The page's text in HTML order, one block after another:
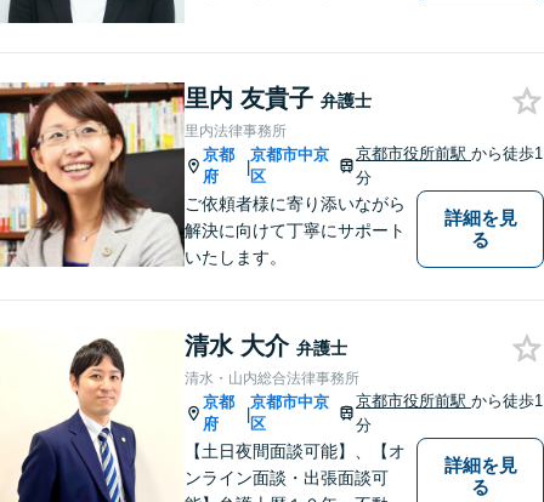
ます。【夜間・土日祝対応
可】
里内 友貴子 弁護士
里内法律事務所
京都
府
|
京都市中京
区
京都市役所前駅から徒歩1
分
ご依頼者様に寄り添いながら
解決に向けて丁寧にサポート
いたします。
詳細を見
る
清水 大介 弁護士
清水・山内総合法律事務所
京都
府
|
京都市中京
区
京都市役所前駅から徒歩1
分
【土日夜間面談可能】、【オ
ンライン面談・出張面談可
詳細を見
る